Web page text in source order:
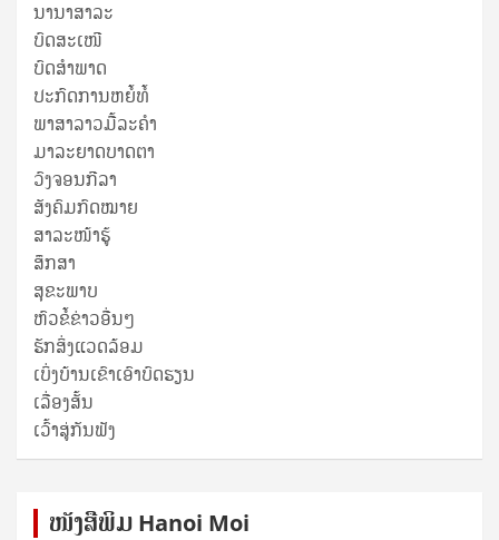
ນານາສາລະ
ບົດສະເໜີ
ບົດສໍາພາດ
ປະກົດການຫຍໍ້ທໍ້
ພາສາລາວມື້ລະຄຳ
ມາລະຍາດບາດຕາ
ວົງຈອນກີລາ
ສັງຄົມກົດໝາຍ
ສາລະໜ້າຮູ້
ສຶກສາ
ສຸ​ຂະ​ພາບ
ຫົວຂໍ້ຂ່າວອື່ນໆ
ຮັກສິ່ງແວດລ້ອມ
ເບິ່ງບ້ານເຂົາເອົາບົດຮຽນ
ເລື່ອງສັ້ນ
ເວົ້າສູ່ກັນຟັງ
ໜັງ​ສື​ພິມ Hanoi Moi